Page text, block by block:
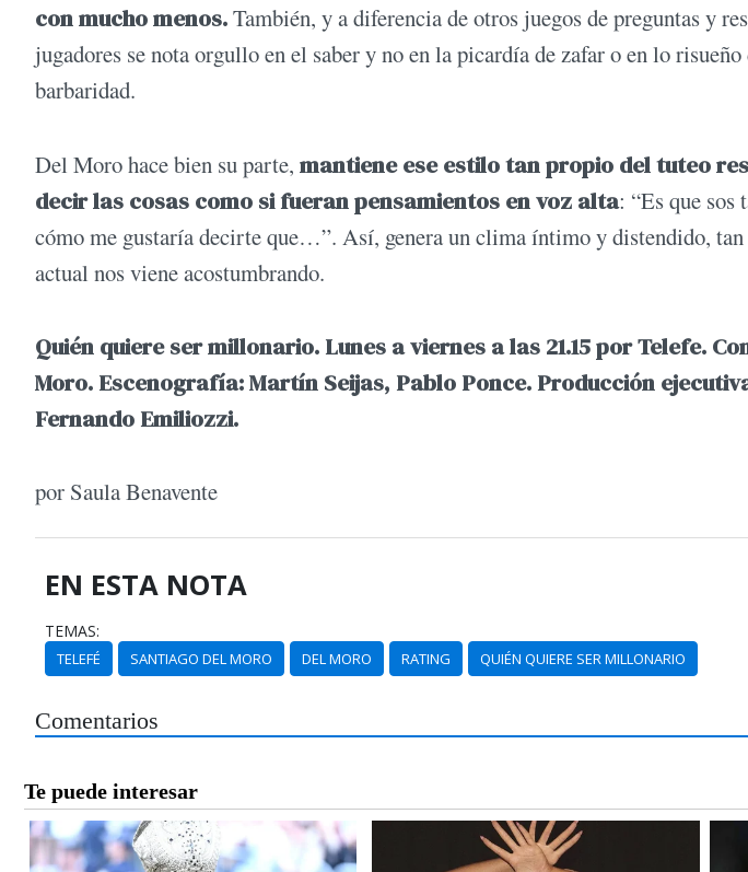
con mucho menos.También, y a diferencia de otros juegos de preguntas y
jugadores se nota orgullo en el saber y no en la picardía de zafar o en lo
barbaridad.
Del Moro hace bien su parte, mantiene ese estilo tan propio del tuteo
decir las cosas como si fueran pensamientos en voz alta: “Es que sos
cómo me gustaría decirte que…”. Así, genera un clima íntimo y distendido,
actual nos viene acostumbrando.
Quién quiere ser millonario. Lunes a viernes a las 21.15 por Telefe.
Moro. Escenografía: Martín Seijas, Pablo Ponce. Producción
Fernando Emiliozzi.
por Saula Benavente
EN ESTA NOTA
TEMAS:
TELEFÉ SANTIAGO DEL MORO DEL MORO RATING QUIÉN QUIERE SER MILLONARIO
Comentarios